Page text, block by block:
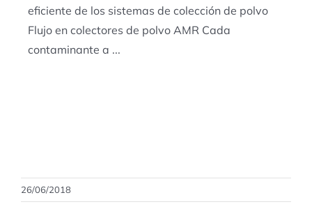
eficiente de los sistemas de colección de polvo
Flujo en colectores de polvo AMR Cada
contaminante a ...
26/06/2018